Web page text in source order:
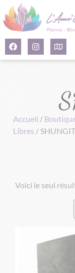
Accueil /
Libres /
Voici le seul
Panneau de gestion